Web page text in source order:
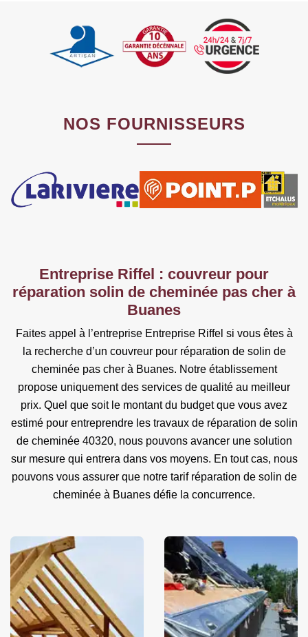
NOS FOURNISSEURS
Entreprise Riffel : couvreur pour
réparation solin de cheminée pas cher à
Buanes
Faites appel à l’entreprise Entreprise Riffel si vous êtes à
la recherche d’un couvreur pour réparation de solin de
cheminée pas cher à Buanes. Notre établissement
propose uniquement des services de qualité au meilleur
prix. Quel que soit le montant du budget que vous avez
estimé pour entreprendre les travaux de réparation de solin
de cheminée 40320, nous pouvons avancer une solution
sur mesure qui entrera dans vos moyens. En tout cas, nous
pouvons vous assurer que notre tarif réparation de solin de
cheminée à Buanes défie la concurrence.